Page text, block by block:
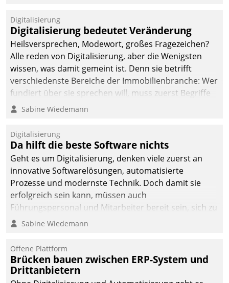
Digitalisierung
Digitalisierung bedeutet Veränderung
Heilsversprechen, Modewort, großes Fragezeichen?
Alle reden von Digitalisierung, aber die Wenigsten
wissen, was damit gemeint ist. Denn sie betrifft
verschiedenste Bereiche der Immobilienbranche: Wer
fundiert über sie sprechen will, muss zuerst Begriffe
klären. Ein Aspekt ist die betriebliche Optimierung:
Einsparungen durch optimierte und automatisierte
Prozesse. Doch man darf nicht zu viel erwarten: Allein
mit der Einführung einer neuen Software ist es nicht
getan. Die Digitalisierung erfordert von Unternehmen
die Bereitschaft, sich zu überprüfen, zu hinterfragen
und zu verändern.
Sabine Wiedemann
Digitalisierung
Da hilft die beste Software nichts
Geht es um Digitalisierung, denken viele zuerst an
innovative Softwarelösungen, automatisierte
Prozesse und modernste Technik. Doch damit sie
erfolgreich sein kann, müssen auch
Führungspersonal und Mitarbeiter bereit sein, sich zu
verändern und anzupassen, sonst werden sie an ihr
Sabine Wiedemann
Offene Plattform
Brücken bauen zwischen ERP-System und
Drittanbietern